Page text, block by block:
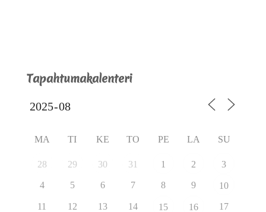
Tapahtumakalenteri
MA TI KE TO PE LA SU
28 29 30 31 1 2 3
4 5 6 7 8 9 10
11 12 13 14 15 16 17